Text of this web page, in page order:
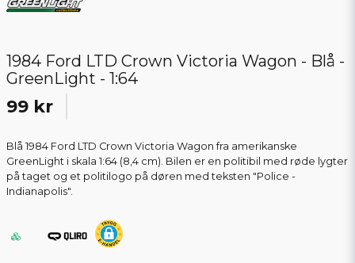
1984 Ford LTD Crown Victoria Wagon - Blå -
GreenLight - 1:64
99 kr
Blå 1984 Ford LTD Crown Victoria Wagon fra amerikanske
GreenLight i skala 1:64 (8,4 cm). Bilen er en politibil med røde lygter
på taget og et politilogo på døren med teksten "Police -
Indianapolis".